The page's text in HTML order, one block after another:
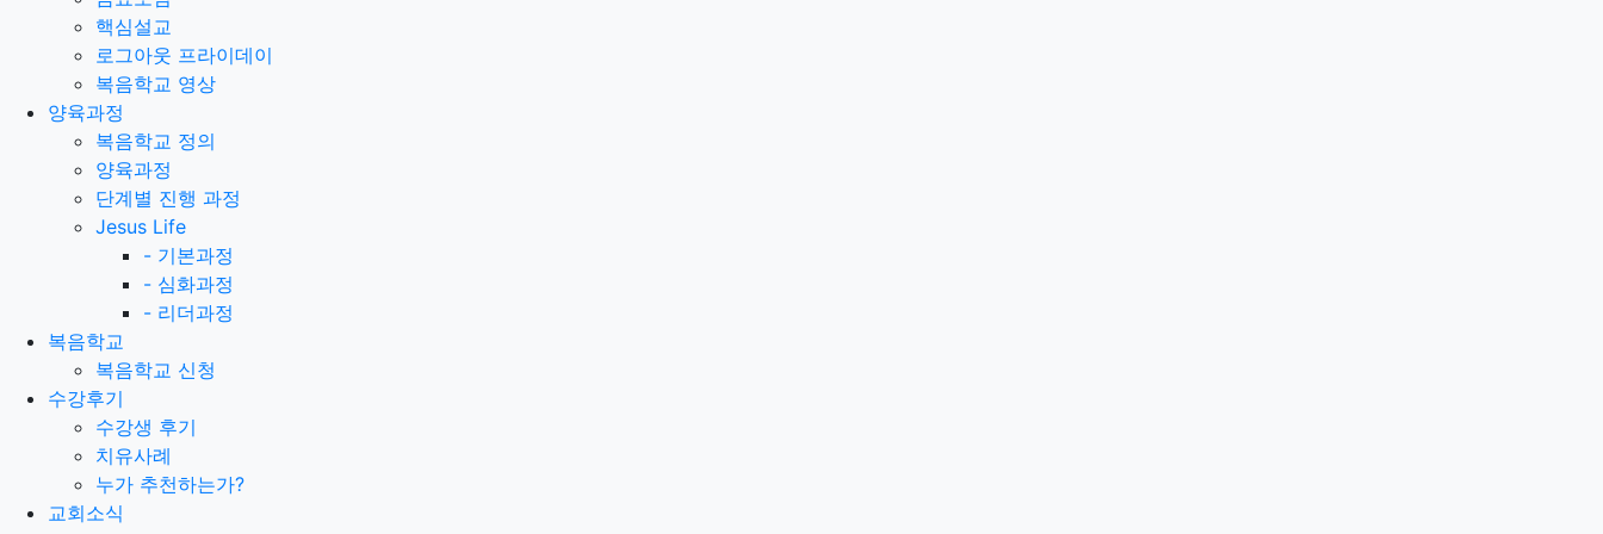
핵심설교
로그아웃 프라이데이
복음학교 영상
양육과정
복음학교 정의
양육과정
단계별 진행 과정
Jesus Life
- 기본과정
- 심화과정
- 리더과정
복음학교
복음학교 신청
수강후기
수강생 후기
치유사례
누가 추천하는가?
교회소식